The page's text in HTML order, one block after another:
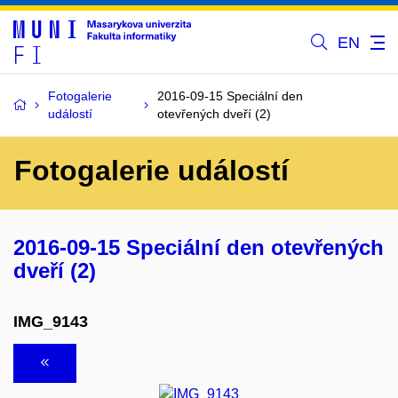
EN
Fotogalerie
událostí
2016-09-15 Speciální den
otevřených dveří (2)
Fotogalerie událostí
2016-09-15 Speciální den otevřených
dveří (2)
IMG_9143